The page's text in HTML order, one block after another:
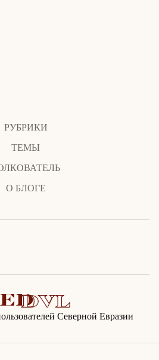
РУБРИКИ
ТЕМЫ
О БЛОГЕ
Северной Евразии